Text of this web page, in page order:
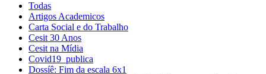
Todas
Artigos Academicos
Carta Social e do Trabalho
Cesit 30 Anos
Cesit na Mídia
Covid19_publica
Dossíê: Fim da escala 6x1